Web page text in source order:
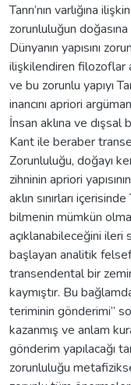
Tanrı’nın varlığına
zorunluluğun
Dünyanın yapısını
ilişkilendiren filozoflar
ve bu zorunlu yapıyı
inancını apriori
İnsan aklına ve dışsal
Kant ile beraber
Zorunluluğu, doğayı
zihninin apriori
aklın sınırları
bilmenin mümkün
açıklanabileceğini ileri
başlayan analitik
transendental bir
kaymıştır. Bu bağlamda
teriminin gönderimi”
kazanmış ve anlam
gönderim yapılacağı
zorunluluğu